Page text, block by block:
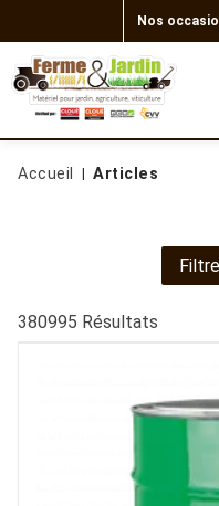
Nos
Accueil Articles
380995 Résultats